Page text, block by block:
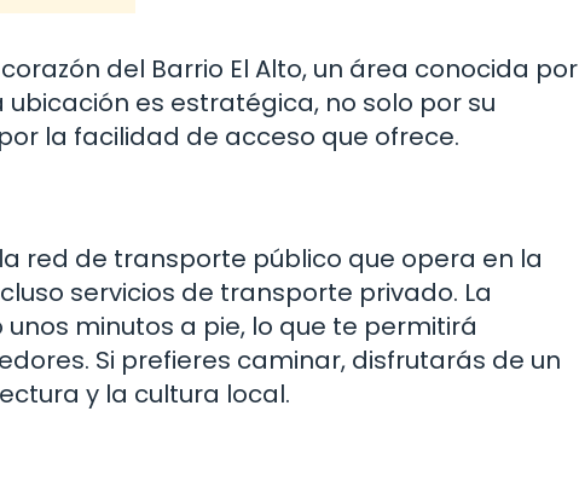
del Barrio El Alto, un área conocida por
es estratégica, no solo por su
la facilidad de acceso que ofrece.
red de transporte público que opera en la
servicios de transporte privado. La
minutos a pie, lo que te permitirá
Si prefieres caminar, disfrutarás de un
y la cultura local.